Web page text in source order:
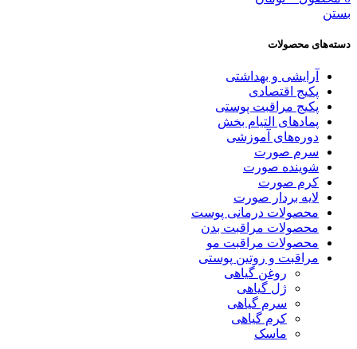
بستن
دسته‌های محصولات
آرایشی و بهداشتی
پکیج اقتصادی
پکیج مراقبت پوستی
پمادهای التیام بخش
دوره‌های آموزشی
سرم صورت
شوینده صورت
کرم صورت
لایه بردار صورت
محصولات درمانی پوست
محصولات مراقبت بدن
محصولات مراقبت مو
مراقبت و روتین پوستی
روغن گیاهی
ژل گیاهی
سرم گیاهی
کرم گیاهی
ماسک